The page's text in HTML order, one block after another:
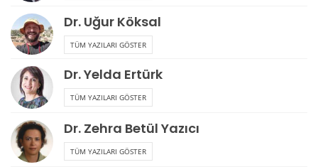
Dr. Uğur Köksal
TÜM YAZILARI GÖSTER
Dr. Yelda Ertürk
TÜM YAZILARI GÖSTER
Dr. Zehra Betül Yazıcı
TÜM YAZILARI GÖSTER